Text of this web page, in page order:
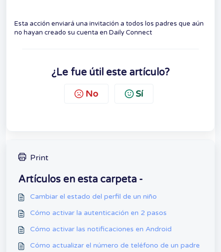
Esta acción enviará una invitación a todos los padres que aún
no hayan creado su cuenta en Daily Connect
¿Le fue útil este artículo?
No Sí
Print
Artículos en esta carpeta -
Cambiar el estado del perfil de un niño
Cómo activar la autenticación en 2 pasos
Cómo activar las notificaciones en Android
Cómo actualizar el número de teléfono de un padre